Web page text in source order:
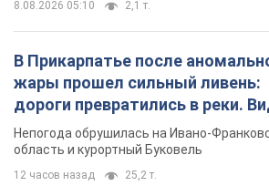
Женщине начислили 729 тыс.
долга за газ из-за показаний
неисправного счетчика: судья
вынес неожиданное решение
7 часов назад 30,9 т.